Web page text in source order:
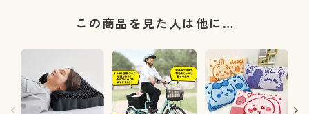
この商品を見た人は他に…